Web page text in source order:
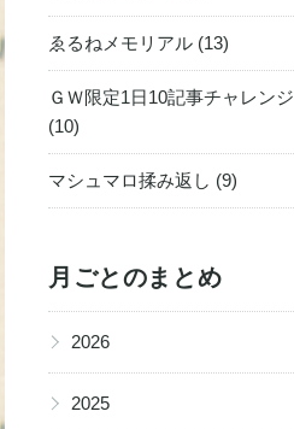
ゑるねメモリアル (13)
ＧＷ限定1日10記事チャレンジ
(10)
マシュマロ揉み返し (9)
月ごとのまとめ
▶ 2026
▶ 2025